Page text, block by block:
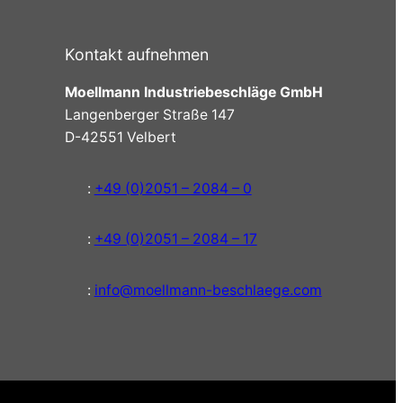
Kontakt aufnehmen
Moellmann Industriebeschläge GmbH
Langenberger Straße 147
D-42551 Velbert
: +49 (0)2051 – 2084 – 0
: +49 (0)2051 – 2084 – 17
: info@moellmann-beschlaege.com